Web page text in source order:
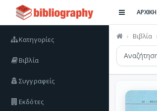
Κατηγορίες
Βιβλία
Συγγραφείς
Εκδότες
ΑΡΧΙΚΗ
Βιβλία